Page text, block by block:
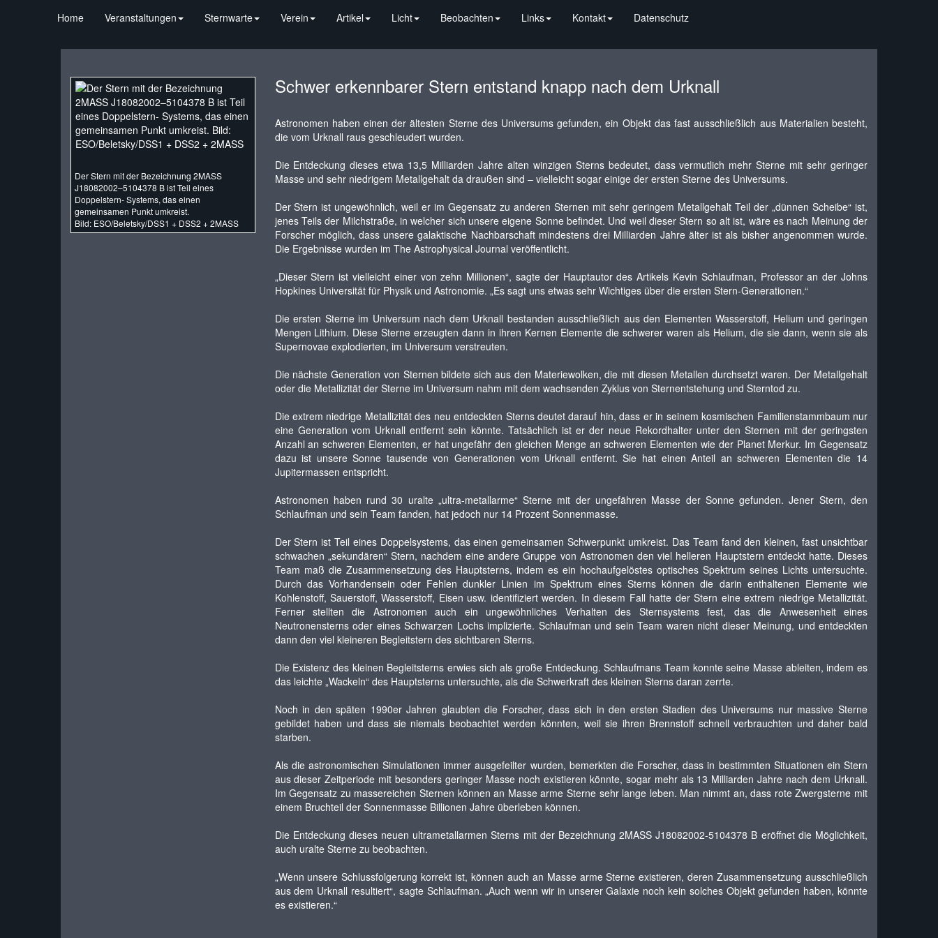
Home Veranstaltungen Sternwarte Verein Artikel Licht Beobachten Links Kontakt Datenschutz
Der Stern mit der Bezeichnung 2MASS
J18082002–5104378 B ist Teil eines
Doppelstern- Systems, das einen
gemeinsamen Punkt umkreist.
Bild: ESO/Beletsky/DSS1 + DSS2 + 2MASS
Schwer erkennbarer Stern entstand knapp nach dem Urknall
Astronomen haben einen der ältesten Sterne des Universums gefunden, ein Objekt das fast ausschließlich aus Materialien besteht,
die vom Urknall raus geschleudert wurden.
Die Entdeckung dieses etwa 13,5 Milliarden Jahre alten winzigen Sterns bedeutet, dass vermutlich mehr Sterne mit sehr geringer
Masse und sehr niedrigem Metallgehalt da draußen sind – vielleicht sogar einige der ersten Sterne des Universums.
Der Stern ist ungewöhnlich, weil er im Gegensatz zu anderen Sternen mit sehr geringem Metallgehalt Teil der „dünnen Scheibe“ ist,
jenes Teils der Milchstraße, in welcher sich unsere eigene Sonne befindet. Und weil dieser Stern so alt ist, wäre es nach Meinung der
Forscher möglich, dass unsere galaktische Nachbarschaft mindestens drei Milliarden Jahre älter ist als bisher angenommen wurde.
Die Ergebnisse wurden im The Astrophysical Journal veröffentlicht.
„Dieser Stern ist vielleicht einer von zehn Millionen“, sagte der Hauptautor des Artikels Kevin Schlaufman, Professor an der Johns
Hopkines Universität für Physik und Astronomie. „Es sagt uns etwas sehr Wichtiges über die ersten Stern-Generationen.“
Die ersten Sterne im Universum nach dem Urknall bestanden ausschließlich aus den Elementen Wasserstoff, Helium und geringen
Mengen Lithium. Diese Sterne erzeugten dann in ihren Kernen Elemente die schwerer waren als Helium, die sie dann, wenn sie als
Supernovae explodierten, im Universum verstreuten.
Die nächste Generation von Sternen bildete sich aus den Materiewolken, die mit diesen Metallen durchsetzt waren. Der Metallgehalt
oder die Metallizität der Sterne im Universum nahm mit dem wachsenden Zyklus von Sternentstehung und Sterntod zu.
Die extrem niedrige Metallizität des neu entdeckten Sterns deutet darauf hin, dass er in seinem kosmischen Familienstammbaum nur
eine Generation vom Urknall entfernt sein könnte. Tatsächlich ist er der neue Rekordhalter unter den Sternen mit der geringsten
Anzahl an schweren Elementen, er hat ungefähr den gleichen Menge an schweren Elementen wie der Planet Merkur. Im Gegensatz
dazu ist unsere Sonne tausende von Generationen vom Urknall entfernt. Sie hat einen Anteil an schweren Elementen die 14
Jupitermassen entspricht.
Astronomen haben rund 30 uralte „ultra-metallarme“ Sterne mit der ungefähren Masse der Sonne gefunden. Jener Stern, den
Schlaufman und sein Team fanden, hat jedoch nur 14 Prozent Sonnenmasse.
Der Stern ist Teil eines Doppelsystems, das einen gemeinsamen Schwerpunkt umkreist. Das Team fand den kleinen, fast unsichtbar
schwachen „sekundären“ Stern, nachdem eine andere Gruppe von Astronomen den viel helleren Hauptstern entdeckt hatte. Dieses
Team maß die Zusammensetzung des Hauptsterns, indem es ein hochaufgelöstes optisches Spektrum seines Lichts untersuchte.
Durch das Vorhandensein oder Fehlen dunkler Linien im Spektrum eines Sterns können die darin enthaltenen Elemente wie
Kohlenstoff, Sauerstoff, Wasserstoff, Eisen usw. identifiziert werden. In diesem Fall hatte der Stern eine extrem niedrige Metallizität.
Ferner stellten die Astronomen auch ein ungewöhnliches Verhalten des Sternsystems fest, das die Anwesenheit eines
Neutronensterns oder eines Schwarzen Lochs implizierte. Schlaufman und sein Team waren nicht dieser Meinung, und entdeckten
dann den viel kleineren Begleitstern des sichtbaren Sterns.
Die Existenz des kleinen Begleitsterns erwies sich als große Entdeckung. Schlaufmans Team konnte seine Masse ableiten, indem es
das leichte „Wackeln“ des Hauptsterns untersuchte, als die Schwerkraft des kleinen Sterns daran zerrte.
Noch in den späten 1990er Jahren glaubten die Forscher, dass sich in den ersten Stadien des Universums nur massive Sterne
gebildet haben und dass sie niemals beobachtet werden könnten, weil sie ihren Brennstoff schnell verbrauchten und daher bald
starben.
Als die astronomischen Simulationen immer ausgefeilter wurden, bemerkten die Forscher, dass in bestimmten Situationen ein Stern
aus dieser Zeitperiode mit besonders geringer Masse noch existieren könnte, sogar mehr als 13 Milliarden Jahre nach dem Urknall.
Im Gegensatz zu massereichen Sternen können an Masse arme Sterne sehr lange leben. Man nimmt an, dass rote Zwergsterne mit
einem Bruchteil der Sonnenmasse Billionen Jahre überleben können.
Die Entdeckung dieses neuen ultrametallarmen Sterns mit der Bezeichnung 2MASS J18082002-5104378 B eröffnet die Möglichkeit,
auch uralte Sterne zu beobachten.
„Wenn unsere Schlussfolgerung korrekt ist, können auch an Masse arme Sterne existieren, deren Zusammensetzung ausschließlich
aus dem Urknall resultiert“, sagte Schlaufman. „Auch wenn wir in unserer Galaxie noch kein solches Objekt gefunden haben, könnte
es existieren.“